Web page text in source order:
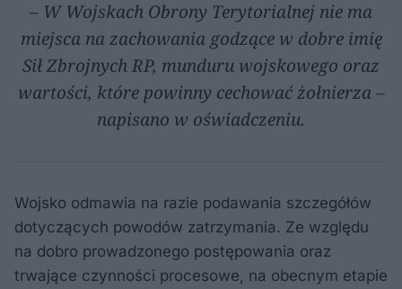
– W Wojskach Obrony Terytorialnej nie ma
miejsca na zachowania godzące w dobre imię
Sił Zbrojnych RP, munduru wojskowego oraz
wartości, które powinny cechować żołnierza –
napisano w oświadczeniu.
Wojsko odmawia na razie podawania szczegółów
dotyczących powodów zatrzymania. Ze względu
na dobro prowadzonego postępowania oraz
trwające czynności procesowe, na obecnym etapie